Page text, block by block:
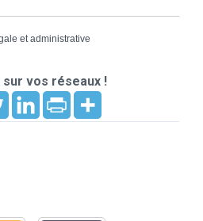
et administrative
sur vos réseaux !